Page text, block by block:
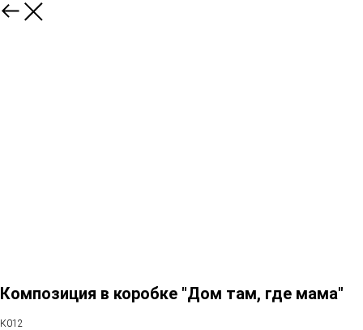
Композиция в коробке "Дом там, где мама"
К012